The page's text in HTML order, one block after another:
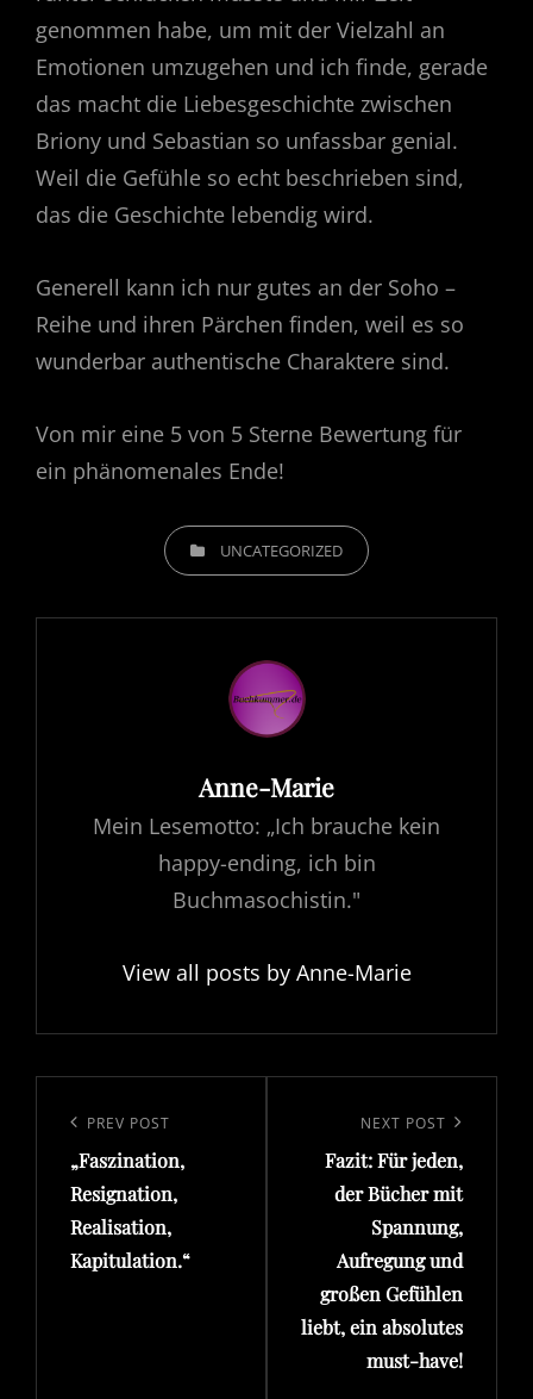
genommen habe, um mit der Vielzahl an
Emotionen umzugehen und ich finde, gerade
das macht die Liebesgeschichte zwischen
Briony und Sebastian so unfassbar genial.
Weil die Gefühle so echt beschrieben sind,
das die Geschichte lebendig wird.
Generell kann ich nur gutes an der Soho –
Reihe und ihren Pärchen finden, weil es so
wunderbar authentische Charaktere sind.
Von mir eine 5 von 5 Sterne Bewertung für
ein phänomenales Ende!
CATEGORIESUNCATEGORIZED
Author:
Anne-Marie
Mein Lesemotto: „Ich brauche kein
happy-ending, ich bin
Buchmasochistin."
View all posts by Anne-Marie
Previous
Post
PREV POST
„Faszination,
Resignation,
Realisation,
Kapitulation.“
Post
NEXT POST
Fazit: Für jeden,
der Bücher mit
Spannung,
Aufregung und
großen Gefühlen
liebt, ein absolutes
must-have!